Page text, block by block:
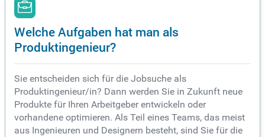
Welche Aufgaben hat man als
Produktingenieur?
Sie entscheiden sich für die Jobsuche als
Produktingenieur/in? Dann werden Sie in Zukunft neue
Produkte für Ihren Arbeitgeber entwickeln oder
vorhandene optimieren. Als Teil eines Teams, das meist
aus Ingenieuren und Designern besteht, sind Sie für die